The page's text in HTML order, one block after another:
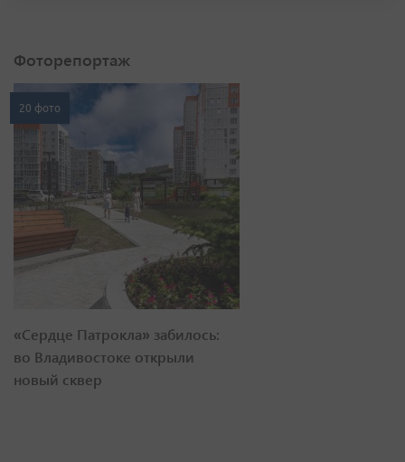
Фоторепортаж
20 фото
«Сердце Патрокла» забилось:
во Владивостоке открыли
новый сквер